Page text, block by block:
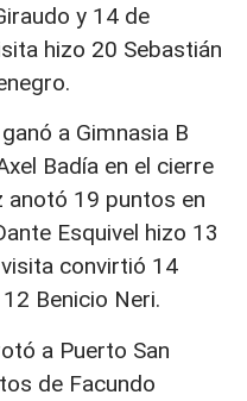
y 14 de
hizo 20 Sebastián
a Gimnasia B
Badía en el cierre
anotó 19 puntos en
Esquivel hizo 13
convirtió 14
Benicio Neri.
a Puerto San
de Facundo